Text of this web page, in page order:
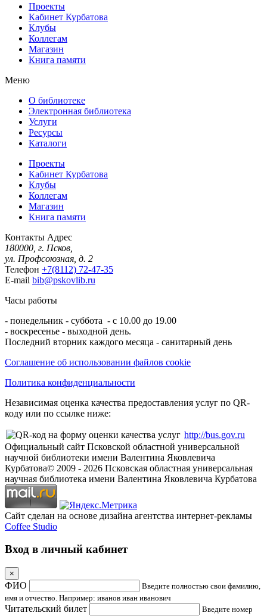
Проекты
Кабинет Курбатова
Клубы
Коллегам
Магазин
Книга памяти
Меню
О библиотеке
Электронная библиотека
Услуги
Ресурсы
Каталоги
Проекты
Кабинет Курбатова
Клубы
Коллегам
Магазин
Книга памяти
Контакты Адрес
180000, г. Псков,
ул. Профсоюзная, д. 2
Телефон +7(8112) 72-47-35
E-mail bib@pskovlib.ru
Часы работы
- понедельник - суббота - с 10.00 до 19.00
- воскресенье - выходной день.
Последний вторник каждого месяца - санитарный день
Соглашение об использовании файлов cookie
Политика конфиденциальности
Независимая оценка качества предоставления услуг по QR-
коду или по ссылке ниже:
http://bus.gov.ru
Официальный сайт Псковской областной универсальной
научной библиотеки имени Валентина Яковлевича
Курбатова© 2009 - 2026 Псковская областная универсальная
научная библиотека имени Валентина Яковлевича Курбатова
Сайт сделан на основе дизайна агентства интернет-рекламы
Coffee Studio
Вход в личный кабинет
×
ФИО
Введите полностью свои фамилию,
имя и отчество. Например: иванов иван иванович
Читательский билет
Введите номер